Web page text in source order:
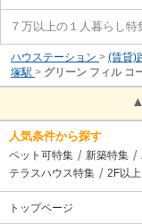
７万以上の１人暮らし特
ハウステーション > (賃貸)
塚駅 > グリーン フィル コ
人気条件から探す
ペット可特集 新築特集
テラスハウス特集
2F以上
トップページ